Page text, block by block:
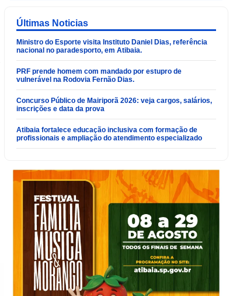
Últimas Noticias
Ministro do Esporte visita Instituto Daniel Dias, referência
nacional no paradesporto, em Atibaia.
PRF prende homem com mandado por estupro de
vulnerável na Rodovia Fernão Dias.
Concurso Público de Mairiporã 2026: veja cargos, salários,
inscrições e data da prova
Atibaia fortalece educação inclusiva com formação de
profissionais e ampliação do atendimento especializado